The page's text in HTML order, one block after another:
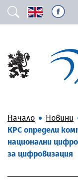
Начало
Новини
КРС определи
национални
за цифровизация